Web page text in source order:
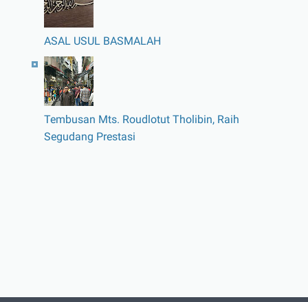
ASAL USUL BASMALAH
Tembusan Mts. Roudlotut Tholibin, Raih
Segudang Prestasi